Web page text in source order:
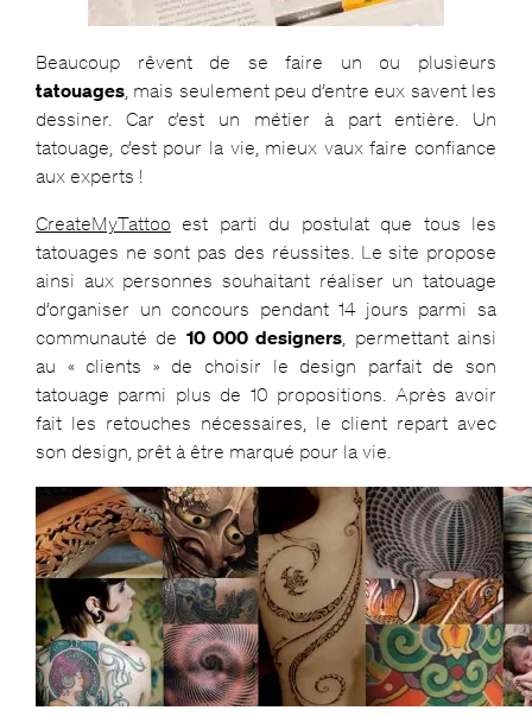
Beaucoup rêvent de se faire un ou plusieurs
tatouages, mais seulement peu d’entre eux savent les
dessiner. Car c’est un métier à part entière. Un
tatouage, c’est pour la vie, mieux vaux faire confiance
aux experts !
CreateMyTattoo est parti du postulat que tous les
tatouages ne sont pas des réussites. Le site propose
ainsi aux personnes souhaitant réaliser un tatouage
d’organiser un concours pendant 14 jours parmi sa
communauté de 10 000 designers, permettant ainsi
au « clients » de choisir le design parfait de son
tatouage parmi plus de 10 propositions. Après avoir
fait les retouches nécessaires, le client repart avec
son design, prêt à être marqué pour la vie.